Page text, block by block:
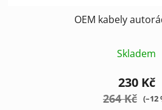
OEM kabely
Skladem
230 Kč
264 Kč (–12